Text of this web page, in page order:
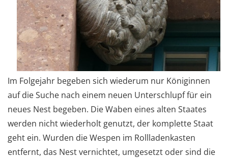
Im Folgejahr begeben sich wiederum nur Königinnen
auf die Suche nach einem neuen Unterschlupf für ein
neues Nest begeben. Die Waben eines alten Staates
werden nicht wiederholt genutzt, der komplette Staat
geht ein. Wurden die Wespen im Rollladenkasten
entfernt, das Nest vernichtet, umgesetzt oder sind die